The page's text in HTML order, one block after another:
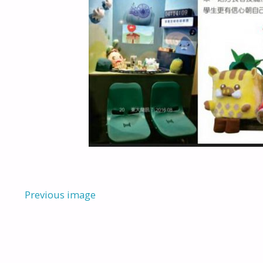
Previous image